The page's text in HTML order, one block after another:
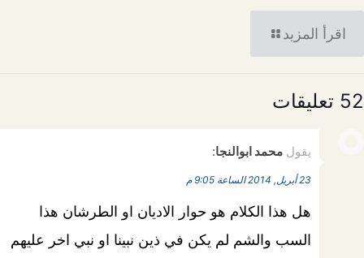
اقرأ المزيد
52 تعليقات
يقول محمد ابوالنجا:
23 أبريل, 2014 الساعة 9:05 م
هل هذا الكلام هو حوار الاديان او الطرشان هذا
السب والشم لم يكن في ذين نبينا او نبي اخر عليهم